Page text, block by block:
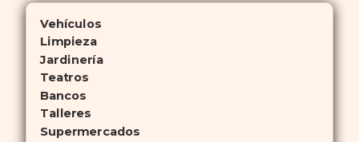
Vehículos
Limpieza
Jardinería
Teatros
Bancos
Talleres
Supermercados